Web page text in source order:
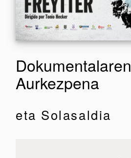
Dokumentalaren
Aurkezpena
eta Solasaldia